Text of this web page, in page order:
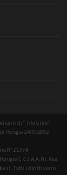
di "TifoGrifo"
Perugia 24/9/2002
N° 21374
C.C.I.A.A. Nr. Rea
Tutti i diritti sono